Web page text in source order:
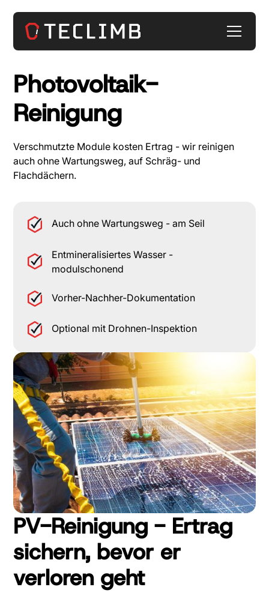
Photovoltaik-
Reinigung
Verschmutzte Module kosten Ertrag - wir reinigen
auch ohne Wartungsweg, auf Schräg- und
Flachdächern.
Auch ohne Wartungsweg - am Seil
Entmineralisiertes Wasser -
modulschonend
Vorher-Nachher-Dokumentation
Optional mit Drohnen-Inspektion
PV-Reinigung - Ertrag
sichern, bevor er
verloren geht